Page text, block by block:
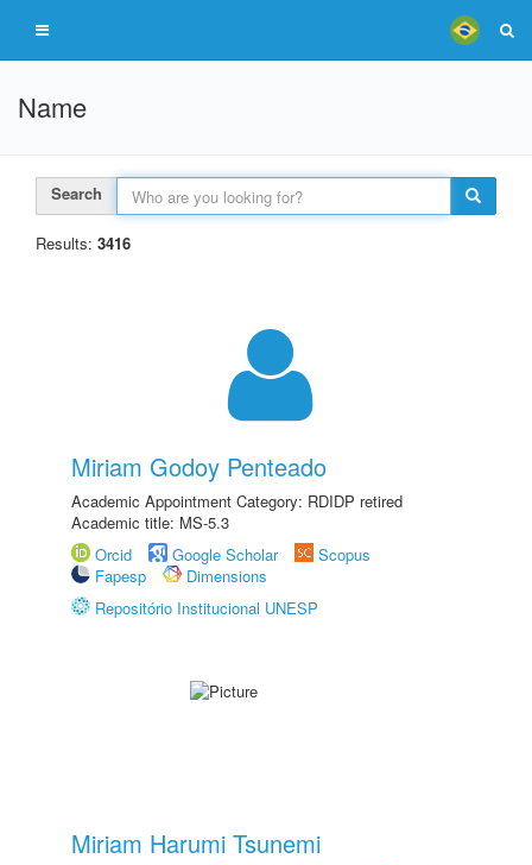
Name
Search
Results: 3416
Miriam Godoy Penteado
Academic Appointment Category: RDIDP retired
Academic title: MS-5.3
Orcid
Google Scholar
Scopus
Fapesp
Dimensions
Repositório Institucional UNESP
Miriam Harumi Tsunemi